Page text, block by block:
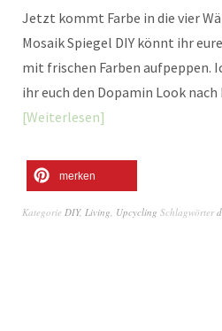
Jetzt kommt Farbe in die vier
Mosaik Spiegel DIY könnt ihr
mit frischen Farben aufpeppen.
ihr euch den Dopamin Look nach
Weiterlesen
merken
Kategorie DIY, Living, Upcycling Schlagwörter